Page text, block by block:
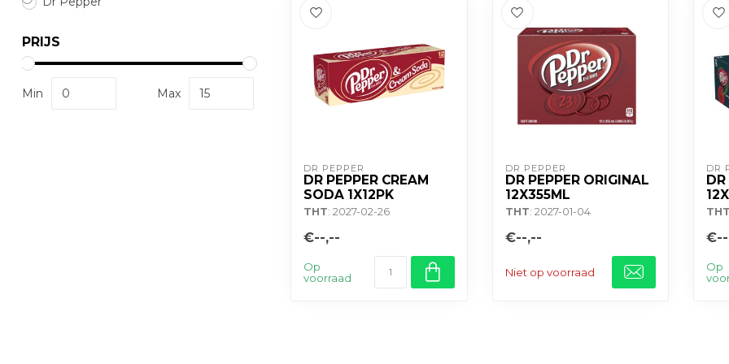
PRIJS
Min Max
DR PEPPER
DR PEPPER CREAM
SODA 1X12PK
THT: 2027-02-26
€--,--
Op
voorraad
DR PEPPER
DR PEPPER ORIGINAL
12X355ML
THT: 2027-01-04
€--,--
Niet op voorraad
DR
DR
Op